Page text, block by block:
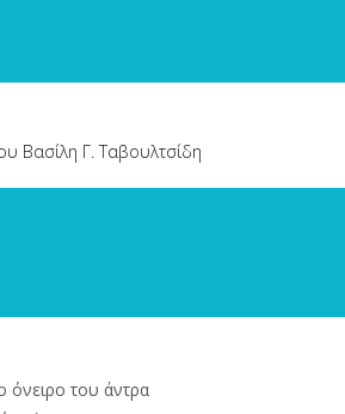
Βασίλη Γ. Ταβουλτσίδη
όνειρο του άντρα